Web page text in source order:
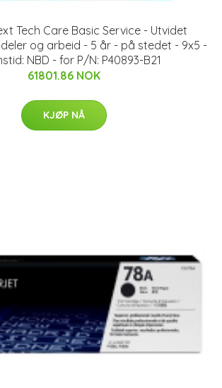
Tech Care Basic Service - Utvidet
og arbeid - 5 år - på stedet - 9x5 -
NBD - for P/N: P40893-B21
61801.86 NOK
KJØP NÅ